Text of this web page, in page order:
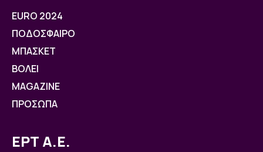
EURO 2024
ΠΟΔΟΣΦΑΙΡΟ
ΜΠΑΣΚΕΤ
ΒOΛΕΙ
MAGAZINE
ΠΡΟΣΩΠΑ
ΕΡΤ Α.Ε.